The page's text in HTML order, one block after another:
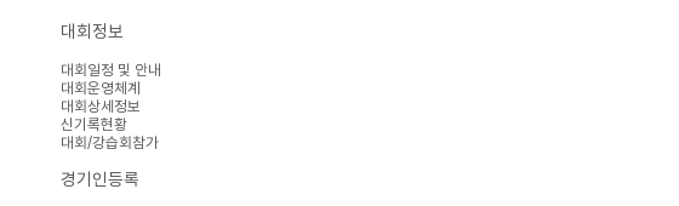
대회정보
대회일정 및 안내
대회운영체계
대회상세정보
신기록현황
대회/강습회참가
경기인등록